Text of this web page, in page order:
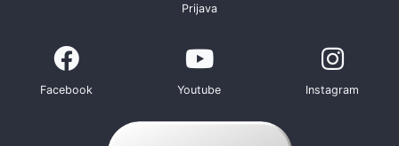
Prijava
Facebook Youtube Instagram